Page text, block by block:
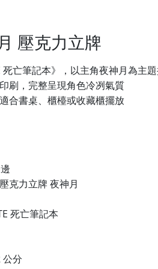
壓克力立牌
亡筆記本》，以主角夜神月為主
刷，完整呈現角色冷冽氣質
合書桌、櫃檯或收藏櫃擺放
克力立牌 夜神月
死亡筆記本
公分